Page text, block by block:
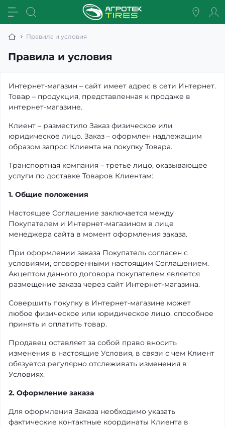
Правила и условия
Правила и условия
Интернет-магазин – сайт имеет адрес в сети Интернет.
Товар – продукция, представленная к продаже в
интернет-магазине.
Клиент – разместило Заказ физическое или
юридическое лицо. Заказ – оформлен надлежащим
образом запрос Клиента на покупку Товара.
Транспортная компания – третье лицо, оказывающее
услуги по доставке Товаров Клиентам:
1. Общие положения
Настоящее Соглашение заключается между
Покупателем и Интернет-магазином в лице
менеджера сайта в момент оформления заказа.
При оформлении заказа Покупатель согласен с
условиями, оговоренными настоящим Соглашением.
Акцептом данного договора покупателем является
размещение заказа через сайт Интернет-магазина.
Совершить покупку в Интернет-магазине может
любое физическое или юридическое лицо, способное
принять и оплатить товар.
Продавец оставляет за собой право вносить
изменения в настоящие Условия, в связи с чем Клиент
обязуется регулярно отслеживать изменения в
Условиях.
2. Оформление заказа
Для оформления Заказа необходимо указать
фактические контактные координаты Клиента в